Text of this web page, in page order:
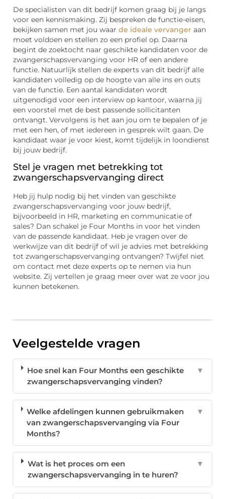
De specialisten van dit bedrijf komen graag bij je langs
voor een kennismaking. Zij bespreken de functie-eisen,
bekijken samen met jou waar de ideale vervanger aan
moet voldoen en stellen zo een profiel op. Daarna
begint de zoektocht naar geschikte kandidaten voor de
zwangerschapsvervanging voor HR of een andere
functie. Natuurlijk stellen de experts van dit bedrijf alle
kandidaten volledig op de hoogte van alle ins en outs
van de functie. Een aantal kandidaten wordt
uitgenodigd voor een interview op kantoor, waarna jij
een voorstel met de best passende sollicitanten
ontvangt. Vervolgens is het aan jou om te bepalen of je
met een hen, of met iedereen in gesprek wilt gaan. De
kandidaat waar je voor kiest, komt tijdelijk in loondienst
bij jouw bedrijf.
Stel je vragen met betrekking tot
zwangerschapsvervanging direct
Heb jij hulp nodig bij het vinden van geschikte
zwangerschapsvervanging voor jouw bedrijf,
bijvoorbeeld in HR, marketing en communicatie of
sales? Dan schakel je Four Months in voor het vinden
van de passende kandidaat. Heb je vragen over de
werkwijze van dit bedrijf of wil je advies met betrekking
tot zwangerschapsvervanging ontvangen? Twijfel niet
om contact met deze experts op te nemen via hun
website. Zij vertellen je graag meer over wat ze voor jou
kunnen betekenen.
Veelgestelde vragen
Hoe snel kan Four Months een geschikte
zwangerschapsvervanging vinden?
▼
Welke afdelingen kunnen gebruikmaken
van zwangerschapsvervanging via Four
Months?
▼
Wat is het proces om een
zwangerschapsvervanging in te huren?
▼